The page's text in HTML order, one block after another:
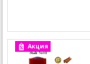
Акция